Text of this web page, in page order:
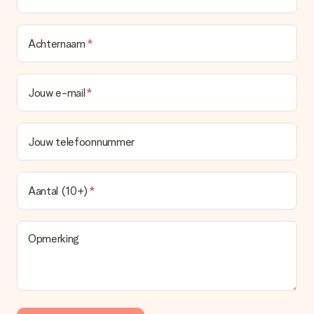
Achternaam
Jouw e-mail
Jouw telefoonnummer
Aantal (10+)
Opmerking